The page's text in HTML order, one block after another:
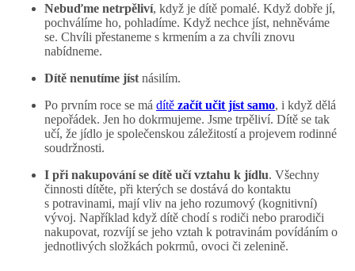
Nebuďme netrpěliví, když je dítě pomalé. Když dobře jí,
pochválíme ho, pohladíme. Když nechce jíst, nehněváme
se. Chvíli přestaneme s krmením a za chvíli znovu
nabídneme.
Dítě nenutíme jíst násilím.
Po prvním roce se má dítě začít učit jíst samo, i když dělá
nepořádek. Jen ho dokrmujeme. Jsme trpěliví. Dítě se tak
učí, že jídlo je společenskou záležitostí a projevem rodinné
soudržnosti.
I při nakupování se dítě učí vztahu k jídlu. Všechny
činnosti dítěte, při kterých se dostává do kontaktu
s potravinami, mají vliv na jeho rozumový (kognitivní)
vývoj. Například když dítě chodí s rodiči nebo prarodiči
nakupovat, rozvíjí se jeho vztah k potravinám povídáním o
jednotlivých složkách pokrmů, ovoci či zelenině.